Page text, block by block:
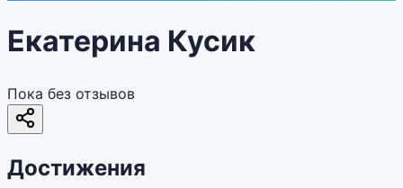
Екатерина Кусик
Пока без отзывов
Достижения